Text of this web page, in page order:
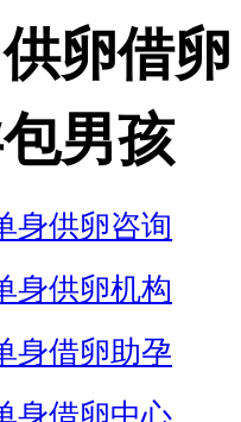
卵借卵
男孩
身供卵咨询
身供卵机构
身借卵助孕
身借卵中心